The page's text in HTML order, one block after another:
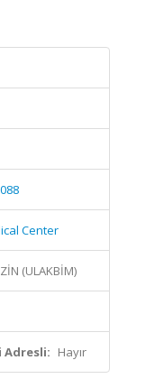
Center
(ULAKBİM)
Adresli: Hayır